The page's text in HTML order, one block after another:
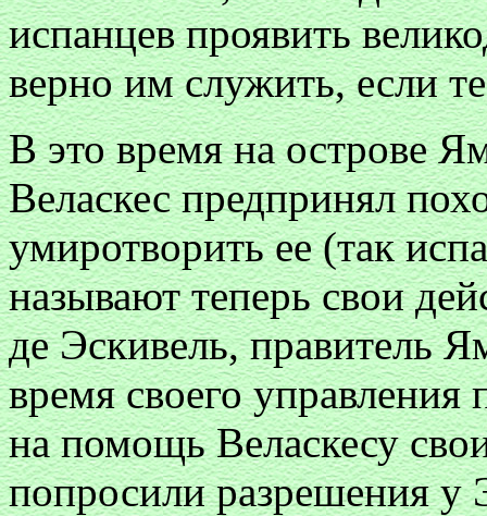
испанцев проявить
верно им служить, если
В это время на острове
Веласкес предпринял
умиротворить ее (так
называют теперь свои
де Эскивель, правитель
время своего
на помощь Веласкесу
попросили разрешения у